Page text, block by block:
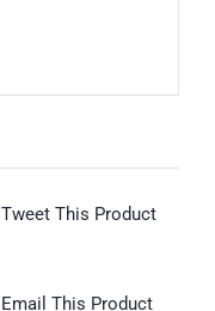
Tweet This Product
Email This Product